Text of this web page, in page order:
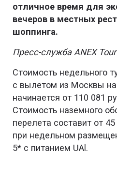
отличное время для
вечеров в местных
шоппинга.
Пресс-служба ANEX Tour
Стоимость недельного
с вылетом из Москвы
начинается от 110 081
Стоимость наземного
перелета составит от
при недельном
5* с питанием UAl.